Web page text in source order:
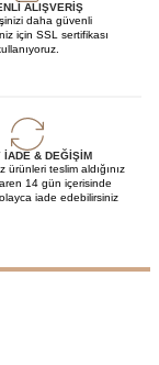
ALIŞVERIŞ
daha güvenli
için SSL sertifikası
İADE & DEĞIŞIM
ürünleri teslim aldığınız
14 gün içerisinde
iade edebilirsiniz